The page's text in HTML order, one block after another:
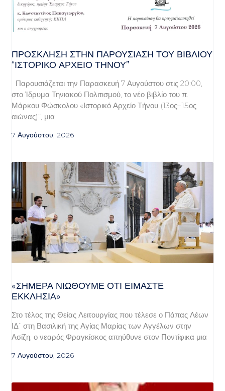
ΠΡΌΣΚΛΗΣΗ ΣΤΗΝ ΠΑΡΟΥΣΊΑΣΗ ΤΟΥ ΒΙΒΛΊΟΥ
“ΙΣΤΟΡΙΚΌ ΑΡΧΕΊΟ ΤΉΝΟΥ”
Παρουσιάζεται την Παρασκευή 7 Αυγούστου στις 20:00,
στο Ίδρυμα Τηνιακού Πολιτισμού, το νέο βιβλίο του π.
Μάρκου Φώσκολου «Ιστορικό Αρχείο Τήνου (13ος–15ος
αιώνας)”, μια
7 Αυγούστου, 2026
«ΣΉΜΕΡΑ ΝΙΏΘΟΥΜΕ ΌΤΙ ΕΊΜΑΣΤΕ
ΕΚΚΛΗΣΊΑ»
Στο τέλος της Θείας Λειτουργίας που τέλεσε ο Πάπας Λέων
ΙΔ΄ στη Βασιλική της Αγίας Μαρίας των Αγγέλων στην
Ασίζη, ο νεαρός Φραγκίσκος απηύθυνε στον Ποντίφικα μια
7 Αυγούστου, 2026